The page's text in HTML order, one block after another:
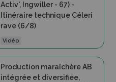
Activ', Ingwiller - 67) -
Itinéraire technique Céleri
rave (6/8)
Vidéo
Production maraîchère AB
intégrée et diversifiée,